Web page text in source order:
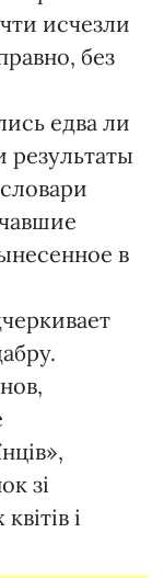
исчезли
без
едва ли
результаты
в
зі
і